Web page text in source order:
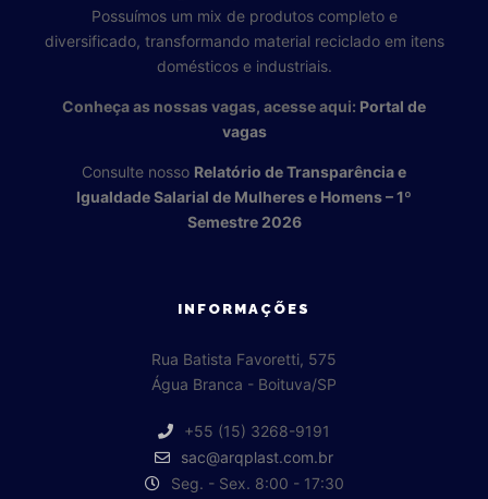
Possuímos um mix de produtos completo e
diversificado, transformando material reciclado em itens
domésticos e industriais.
Conheça as nossas vagas, acesse aqui: Portal de
vagas
Consulte nosso Relatório de Transparência e
Igualdade Salarial de Mulheres e Homens – 1º
Semestre 2026
INFORMAÇÕES
Rua Batista Favoretti, 575
Água Branca - Boituva/SP
+55 (15) 3268-9191
sac@arqplast.com.br
Seg. - Sex. 8:00 - 17:30